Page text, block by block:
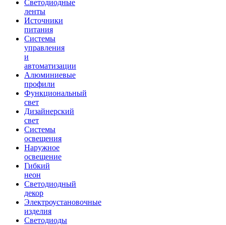
Светодиодные
ленты
Источники
питания
Системы
управления
и
автоматизации
Алюминиевые
профили
Функциональный
свет
Дизайнерский
свет
Системы
освещения
Наружное
освещение
Гибкий
неон
Светодиодный
декор
Электроустановочные
изделия
Светодиоды